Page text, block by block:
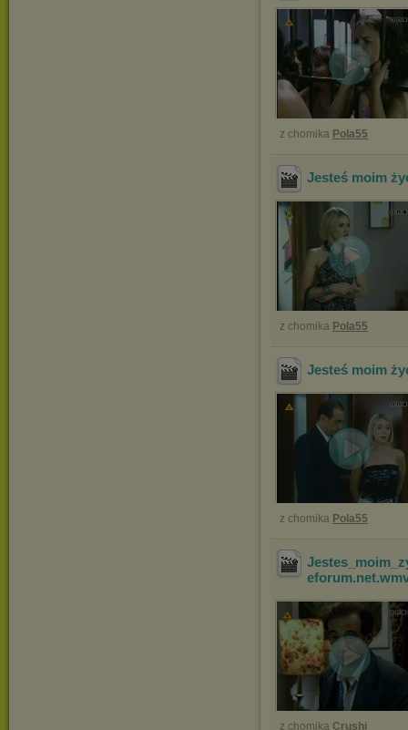
z chomika Pola55
Jesteś moim
z chomika Pola55
Jesteś moim
z chomika Pola55
eforum.net
z chomika Crushi